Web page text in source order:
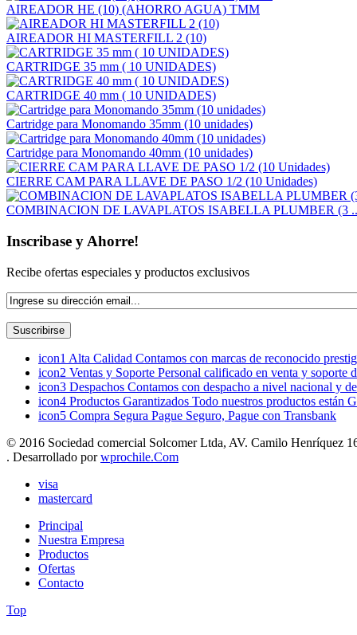
AIREADOR HE (10) (AHORRO AGUA) TMM
AIREADOR HI MASTERFILL 2 (10)
CARTRIDGE 35 mm ( 10 UNIDADES)
CARTRIDGE 40 mm ( 10 UNIDADES)
Cartridge para Monomando 35mm (10 unidades)
Cartridge para Monomando 40mm (10 unidades)
CIERRE CAM PARA LLAVE DE PASO 1/2 (10 Unidades)
COMBINACION DE LAVAPLATOS ISABELLA PLUMBER (3
Inscribase y Ahorre!
Recibe ofertas especiales y productos exclusivos
icon1 Alta Calidad Contamos con marcas de reconocido
icon2 Ventas y Soporte Personal calificado en venta y soporte
icon3 Despachos Contamos con despacho a nivel nacional y
icon4 Productos Garantizados Todo nuestros productos están
icon5 Compra Segura Pague Seguro, Pague con Transbank
© 2016 Sociedad comercial Solcomer Ltda, AV. Camilo Henríquez
. Desarrollado porwprochile.Com
visa
mastercard
Principal
Nuestra Empresa
Productos
Ofertas
Contacto
Top